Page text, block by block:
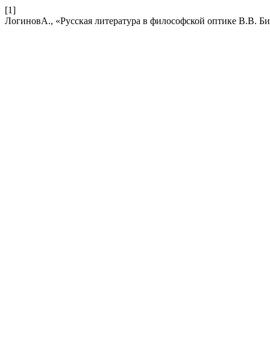
[1]
ЛогиновА., «Русская литература в философской оптике В.В.